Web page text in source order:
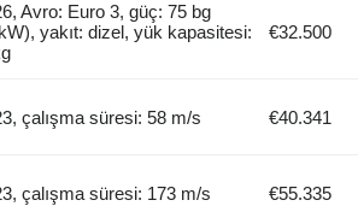
Avro: Euro 3, güç: 75 bg
yakıt: dizel, yük kapasitesi:
€32.500
çalışma süresi: 58 m/s €40.341
çalışma süresi: 173 m/s €55.335